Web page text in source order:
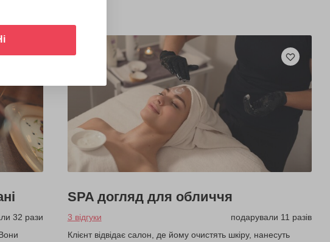
32 рази
SPA догляд для обличчя
3 відгуки
подарували 11 разів
Клієнт відвідає салон, де йому очистять шкіру, нанесуть